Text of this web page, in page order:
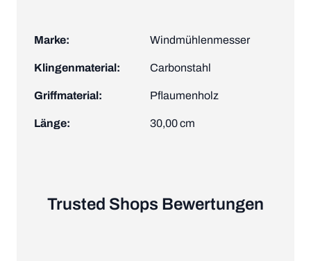
Marke: Windmühlenmesser
Klingenmaterial: Carbonstahl
Griffmaterial: Pflaumenholz
Länge: 30,00 cm
Trusted Shops Bewertungen